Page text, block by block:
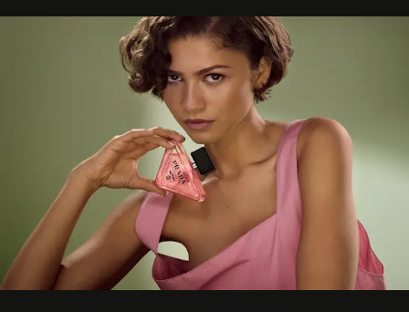
émerveillement.